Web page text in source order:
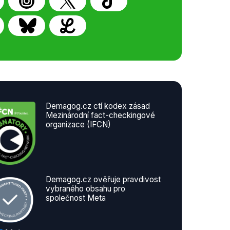
Demagog.cz ctí kodex zásad
Mezinárodní fact-checkingové
organizace (IFCN)
Demagog.cz ověřuje pravdivost
vybraného obsahu pro
společnost Meta